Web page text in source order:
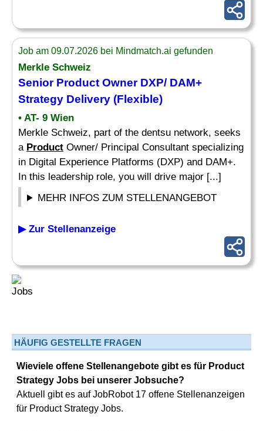
Job am 09.07.2026 bei Mindmatch.ai gefunden
Merkle Schweiz
Senior Product Owner DXP/ DAM+
Strategy Delivery (Flexible)
• AT- 9 Wien
Merkle Schweiz, part of the dentsu network, seeks
a Product Owner/ Principal Consultant specializing
in Digital Experience Platforms (DXP) and DAM+.
In this leadership role, you will drive major [...]
MEHR INFOS ZUM STELLENANGEBOT
▶ Zur Stellenanzeige
HÄUFIG GESTELLTE FRAGEN
Wieviele offene Stellenangebote gibt es für Product
Strategy Jobs bei unserer Jobsuche?
Aktuell gibt es auf JobRobot 17 offene Stellenanzeigen
für Product Strategy Jobs.